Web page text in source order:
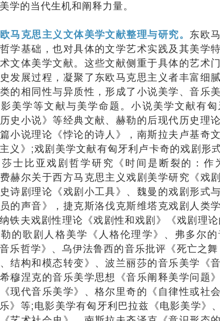
学的当代生机和阐释力量。
马克思主义文体美学文献整理与研究。 东欧
学基础，也对具体的文学艺术实践及其美学
文体美学文献。这些文献侧重于具体的艺术
发展过程，凝聚了东欧马克思主义者丰富细
的相同性与异质性，形成了小说美学、音乐
美学等文献与美学命题。小说美学文献有
史小说》等经典文献、赫勒的后现代历史理
小说理论《悖论的诗人》，南斯拉夫卢基奇
义》;戏剧美学文献有匈牙利卢卡奇的戏剧形
士比亚戏剧哲学研究《时间是断裂的：作
赫尔关于西方马克思主义戏剧美学研究《戏
诗剧理论《戏剧小工具》、魏曼的戏剧形式
的声音》，捷克斯洛伐克斯维塔克戏剧人类
铁夫戏剧性理论《戏剧性和戏剧》《戏剧理
的歌剧人格美学《人格伦理学》、弗多尔
乐哲学》、乌伊法鲁西的音乐批评《死亡之
结构和模态转变》、波兰丽莎的音乐美学《
穆涅克的音乐美学思想《音乐阐释美学问题
现代音乐美学》、格尔里奇的《自律性或社
》等;电影美学有匈牙利巴拉兹《电影美学》